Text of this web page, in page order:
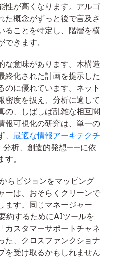
性が高くなります。アルゴ
た概念がずっと後で言及さ
ることを特定し、階層を横
きます。
な意味があります。木構造
終化された計画を提示した
のに優れています。ネット
密度を扱え、分析に適して
の、しばしば乱雑な相互関
報可視化の研究は、単一の
最適な情報アーキテクチ
析、創造的発想——に依
。
らビジョンをマッピング
ーは、おそらくクリーンで
ます。同じマネージャー
約するためにAIツールを
カスタマーサポートチャネ
た、クロスファンクショナ
を受け取るかもしれません